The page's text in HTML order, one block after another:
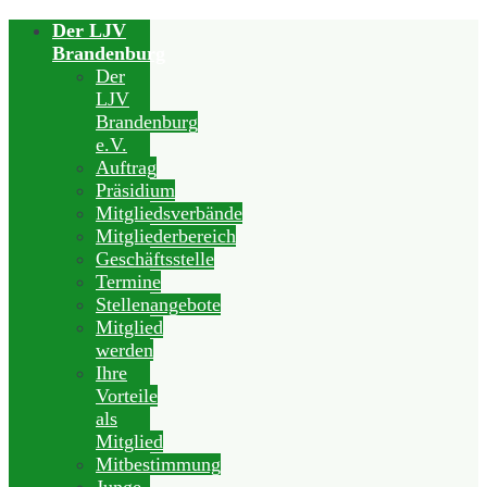
Der LJV
Brandenburg
Der
LJV
Brandenburg
e.V.
Auftrag
Präsidium
Mitgliedsverbände
Mitgliederbereich
Geschäftsstelle
Termine
Stellenangebote
Mitglied
werden
Ihre
Vorteile
als
Mitglied
Mitbestimmung